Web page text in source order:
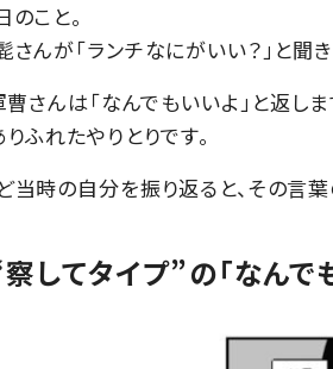
のこと。
さんが「ランチなにがいい？」と聞
さんは「なんでもいいよ」と返しま
りふれたやりとりです。
当時の自分を振り返ると、その言
してタイプ”の「なんで